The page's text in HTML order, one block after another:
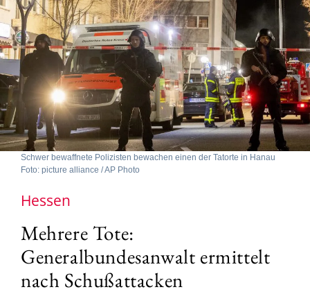
Schwer bewaffnete Polizisten bewachen einen der Tatorte in Hanau
Foto: picture alliance / AP Photo
Hessen
Mehrere Tote:
Generalbundesanwalt ermittelt
nach Schußattacken